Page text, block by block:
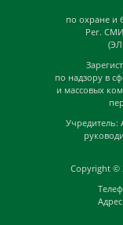
по охране и
Рег.
(ЭЛ
по надзору в
и массовых
Учредитель:
Copyright ©